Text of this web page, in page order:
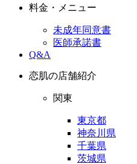
料金・メニュー
未成年同意書
医師承諾書
Q&A
恋肌の店舗紹介
関東
東京都
神奈川県
千葉県
茨城県